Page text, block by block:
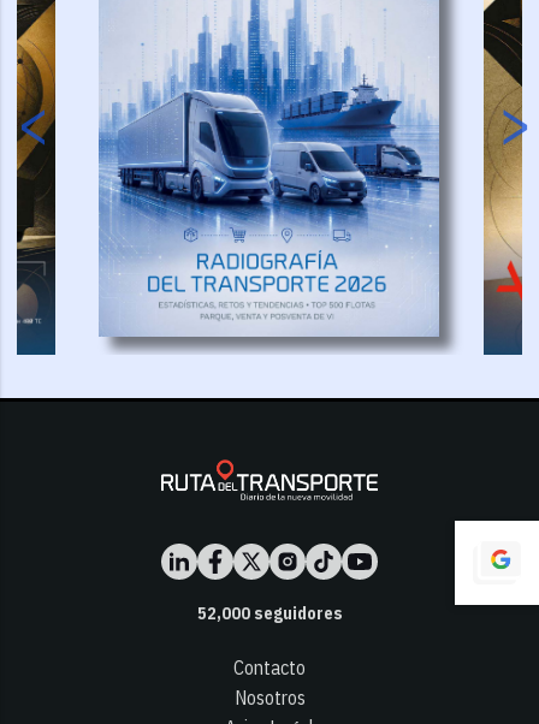
52,000seguidores
Contacto
Nosotros